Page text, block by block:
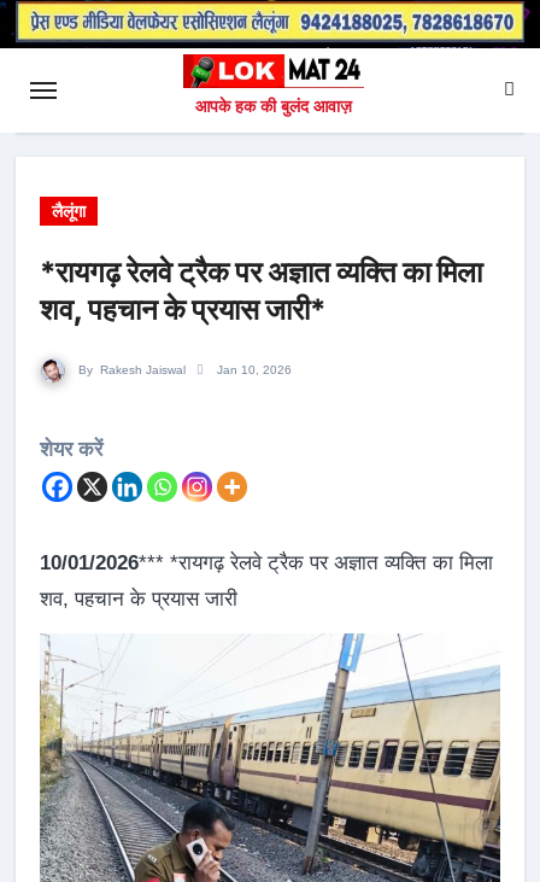
आपके हक की बुलंद आवाज़
लैलूंगा
*रायगढ़ रेलवे ट्रैक पर अज्ञात व्यक्ति का मिला
शव, पहचान के प्रयास जारी*
By Rakesh Jaiswal Jan 10, 2026
शेयर करें
10/01/2026*** *रायगढ़ रेलवे ट्रैक पर अज्ञात व्यक्ति का मिला
शव, पहचान के प्रयास जारी